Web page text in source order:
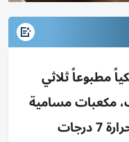
مطبوعاً ثلاثي
مكعبات مسامية